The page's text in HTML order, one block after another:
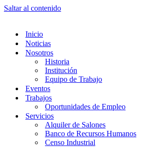
Saltar al contenido
Inicio
Noticias
Nosotros
Historia
Institución
Equipo de Trabajo
Eventos
Trabajos
Oportunidades de Empleo
Servicios
Alquiler de Salones
Banco de Recursos Humanos
Censo Industrial